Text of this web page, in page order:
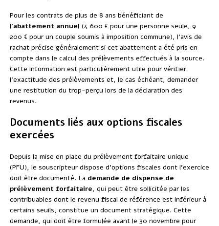
Pour les contrats de plus de 8 ans bénéficiant de
l’abattement annuel (4 600 € pour une personne seule, 9
200 € pour un couple soumis à imposition commune), l’avis de
rachat précise généralement si cet abattement a été pris en
compte dans le calcul des prélèvements effectués à la source.
Cette information est particulièrement utile pour vérifier
l’exactitude des prélèvements et, le cas échéant, demander
une restitution du trop-perçu lors de la déclaration des
revenus.
Documents liés aux options fiscales
exercées
Depuis la mise en place du prélèvement forfaitaire unique
(PFU), le souscripteur dispose d’options fiscales dont l’exercice
doit être documenté. La demande de dispense de
prélèvement forfaitaire, qui peut être sollicitée par les
contribuables dont le revenu fiscal de référence est inférieur à
certains seuils, constitue un document stratégique. Cette
demande, qui doit être formulée avant le 30 novembre pour